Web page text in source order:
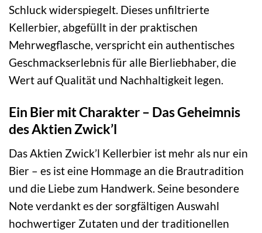
Schluck widerspiegelt. Dieses unfiltrierte
Kellerbier, abgefüllt in der praktischen
Mehrwegflasche, verspricht ein authentisches
Geschmackserlebnis für alle Bierliebhaber, die
Wert auf Qualität und Nachhaltigkeit legen.
Ein Bier mit Charakter – Das Geheimnis
des Aktien Zwick’l
Das Aktien Zwick’l Kellerbier ist mehr als nur ein
Bier – es ist eine Hommage an die Brautradition
und die Liebe zum Handwerk. Seine besondere
Note verdankt es der sorgfältigen Auswahl
hochwertiger Zutaten und der traditionellen